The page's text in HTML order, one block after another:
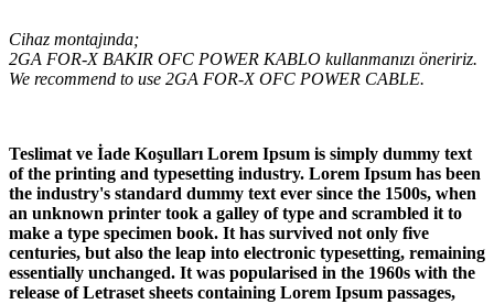
Cihaz montajında;
2GA FOR-X BAKIR OFC POWER KABLO kullanmanızı öneririz.
We recommend to use 2GA FOR-X OFC POWER CABLE.
Teslimat ve İade Koşulları Lorem Ipsum is simply dummy text
of the printing and typesetting industry. Lorem Ipsum has been
the industry's standard dummy text ever since the 1500s, when
an unknown printer took a galley of type and scrambled it to
make a type specimen book. It has survived not only five
centuries, but also the leap into electronic typesetting, remaining
essentially unchanged. It was popularised in the 1960s with the
release of Letraset sheets containing Lorem Ipsum passages,